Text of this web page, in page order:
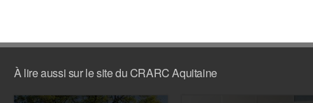
À lire aussi sur le site du CRARC Aquitaine